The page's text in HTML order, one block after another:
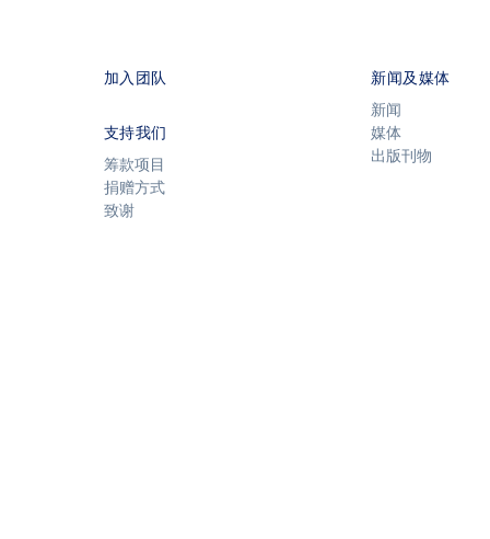
加入团队
支持我们
筹款项目
捐赠方式
致谢
新闻及媒体
新闻
媒体
出版刊物